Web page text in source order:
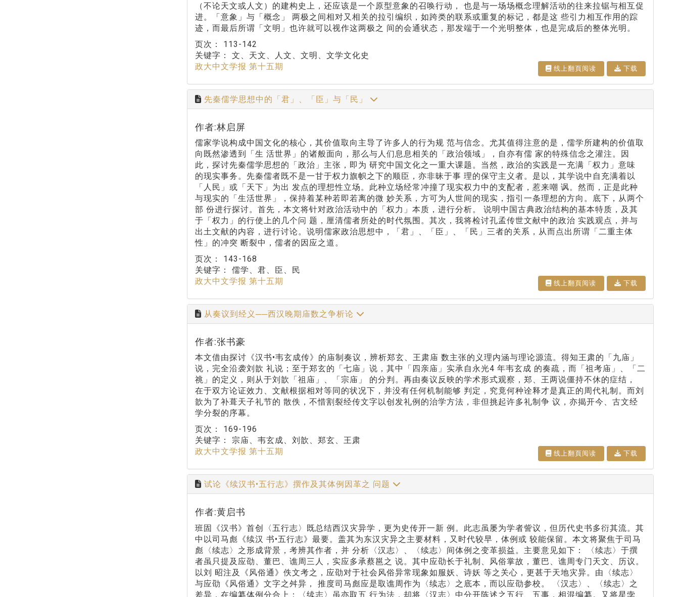
（不论天文或人文）的建构史上，还应该是一个原型意象的召唤行动， 也是与一场场概念理解活动的往来拉锯与相互促
进。「意象」与「概念」 两极之间相对又相关的拉引编织，如跨类的联系或重复的标记，都是这 些引力相互作用的踪
迹，而最后所谓「文明」也许就可以视作这两极之 间的会通状态，那发端于一个光明整体，也是完成后的整体光明。
页次： 113-142
关键字： 文、天文、人文、文明、文学文化史
政大中文学报 第十五期
线上翻⾴阅读 下载
先秦儒学思想中的「君」、「臣」与「民」
作者:林启屏
儒家学说构成中国文化的核心，其价值取向主导了许多人的行为规 范与信念。尤其值得注意的是，儒学所建构的价值取
向既然渗透到「生 活世界」的诸般面向，那么与人们息息相关的「政治领域」，自亦有儒 家的特殊信念之灌注。因
此，探讨先秦儒学思想的「政治」主张，即为 研究中国文化之一重大课题。当然，政治的实践是一充满「权力」意味
的现实事务。先秦儒者既不是一甘于权力旗帜之下的顺臣，亦非昧于事 理的保守主义者。是以，其学说中自充满着以
「人民」或「天下」为出 发点的理想性立场。此种立场经常冲撞了现实权力中的支配者，惹来嘲 讽。然而，正是此种
与现实的「生活世界」，保持着某种若即若离的微 妙关系，方可为人世间的现实，指引一条理想的方向。底下，从两个
部 份进行探讨。首先，本文将针对政治活动中的「权力」本质，进行分析。 说明中国古典政治结构的基本特质，及其
于「权力」的行使上的几个问 题，厘清儒者所处的时代氛围。其次，我将检讨孔孟传世文献中的政治 实践观点，并与
出土文献的内容，进行讨论。说明儒家政治思想中，「君」、「臣」、「民」三者的关系，从而点出所谓「二重主体
性」的冲突 断裂中，儒者的因应之道。
页次： 143-168
关键字： 儒学、君、臣、民
政大中文学报 第十五期
线上翻⾴阅读 下载
从奏议到经义──西汉晚期庙数之争析论
作者:张书豪
本文借由探讨《汉书•韦玄成传》的庙制奏议，辨析郑玄、王肃庙 数主张的义理内涵与理论源流。得知王肃的「九庙」
说，完全沿袭刘歆 礼说；至于郑玄的「七庙」说，其中「四亲庙」实承自永光4 年韦玄成 的奏疏，而「祖考庙」、「二
祧」的定义，则从于刘歆「祖庙」、「宗庙」 的分判。再由奏议反映的学术形式观察，郑、王两说僵持不休的症结，
在于双方论证效力、文献根据相对等同的状况下，并没有任何机制能够 判定，究竟何种诠释才是真正的周代礼制。而刘
歆为了补葺天子礼节的 散佚，不惜割裂经传文字以创发礼例的治学方法，非但挑起许多礼制争 议，亦揭开今、古文经
学分裂的序幕。
页次： 169-196
关键字： 宗庙、韦玄成、刘歆、郑玄、王肃
政大中文学报 第十五期
线上翻⾴阅读 下载
试论《续汉书•五行志》撰作及其体例因革之 问题
作者:黄启书
班固《汉书》首创〈五行志〉既总结西汉灾异学，更为史传开一新 例。此志虽屡为学者訾议，但历代史书多衍其流。其
中以司马彪《续汉 书•五行志》最要。盖其为东汉灾异之主要材料，又时代较早，体例或 较能保留。本文将聚焦于司马
彪〈续志〉之形成背景，考辨其作者，并 分析〈汉志〉、〈续志〉间体例之变革损益。主要意见如下： 〈续志〉于撰
者虽只提及应劭、董巴、谯周三人，实应多承蔡邕之 说。其中应劭长于礼制、风俗掌故，董巴、谯周专门天文、历议。
以刘 昭注及《风俗通》佚文考之，应劭对于社会风俗异常现象如服妖、诗妖 等之关心，更甚于天地灾异。由〈续志〉
与应劭《风俗通》文字之舛异， 推度司马彪应是取谯周作为〈续志〉之底本，而以应劭参校。 〈汉志〉、〈续志〉之
差异，在编纂体例分合上：〈续志〉虽亦取五 行为法，却将〈汉志〉中分开陈述之五行、五事，相混编纂。又将星孛、